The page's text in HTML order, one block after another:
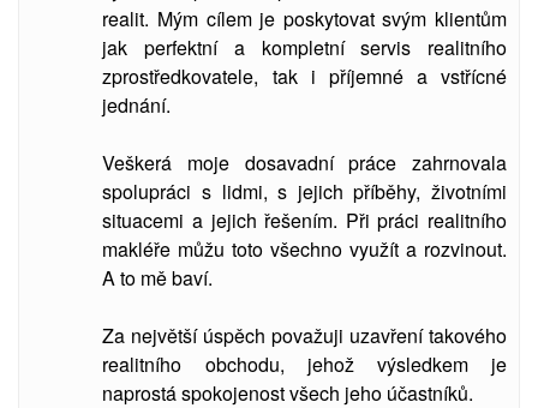
realit. Mým cílem je poskytovat svým klientům
jak perfektní a kompletní servis realitního
zprostředkovatele, tak i příjemné a vstřícné
jednání.
Veškerá moje dosavadní práce zahrnovala
spolupráci s lidmi, s jejich příběhy, životními
situacemi a jejich řešením. Při práci realitního
makléře můžu toto všechno využít a rozvinout.
A to mě baví.
Za největší úspěch považuji uzavření takového
realitního obchodu, jehož výsledkem je
naprostá spokojenost všech jeho účastníků.